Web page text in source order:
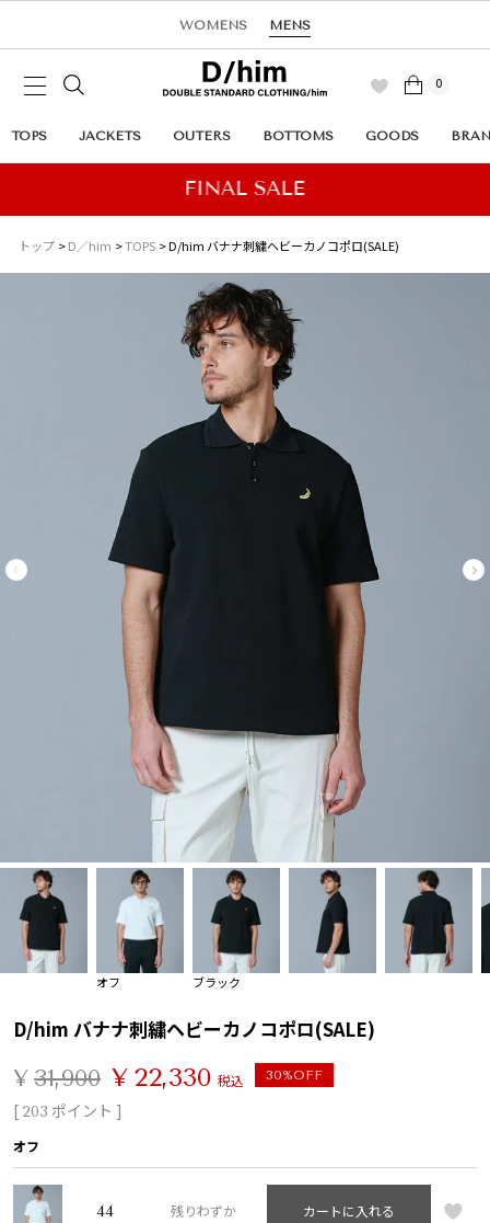
WOMENS MENS
0
TOPS JACKETS OUTERS BOTTOMS GOODS
トップ D／him TOPS D/him バナナ刺繍ヘビーカノコポロ(SALE)
オフ ブラック
D/him バナナ刺繍ヘビーカノコポロ(SALE)
¥ 31,900 ¥ 22,330 税込 30%OFF
[ 203 ポイント ]
オフ
44 残りわずか カートに入れる